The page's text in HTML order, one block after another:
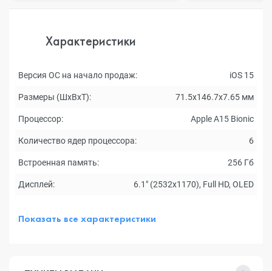
Характеристики
Версия ОС на начало продаж: iOS 15
Размеры (ШxВxТ): 71.5x146.7x7.65 мм
Процессор: Apple A15 Bionic
Количество ядер процессора: 6
Встроенная память: 256 Гб
Дисплей: 6.1" (2532x1170), Full HD, OLED
Показать все характеристики